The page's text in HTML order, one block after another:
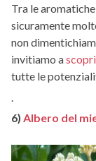
Tra le
sicuramente
non
invitiamo a
tutte le
6) Albero del